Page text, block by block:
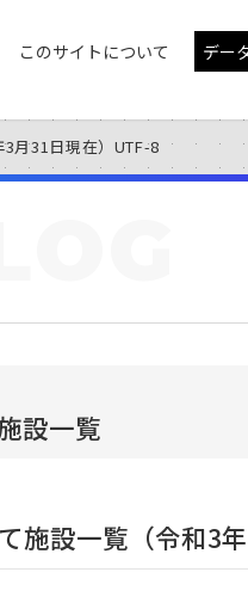
このサイトについて デー
月31日現在）UTF-8
設一覧
施設一覧（令和3